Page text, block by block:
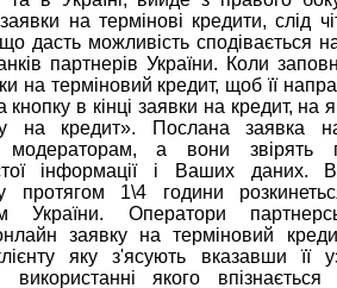
на термінові кредити, слід
що дасть можливість сподівається
партнерів України. Коли
на терміновий кредит, щоб її
кнопку в кінці заявки на кредит, на
на кредит». Послана заявка
а вони звірять
інформації і Ваших даних.
протягом 1\4 години
України. Оператори
заявку на терміновий
яку з'ясують вказавши її
якого впізнається